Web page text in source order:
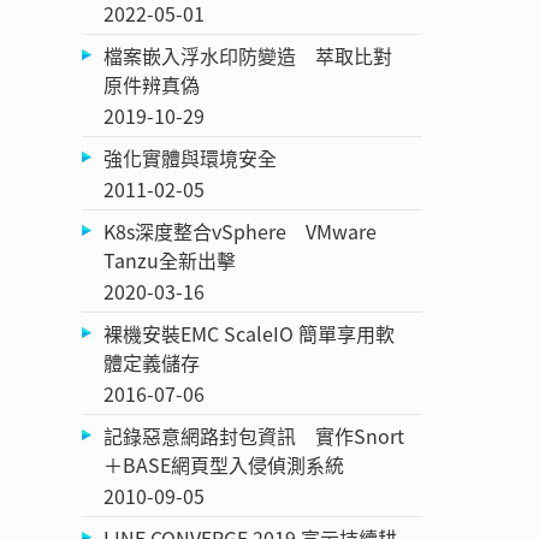
2022-05-01
檔案嵌入浮水印防變造 萃取比對
原件辨真偽
2019-10-29
強化實體與環境安全
2011-02-05
K8s深度整合vSphere VMware
Tanzu全新出擊
2020-03-16
裸機安裝EMC ScaleIO 簡單享用軟
體定義儲存
2016-07-06
記錄惡意網路封包資訊 實作Snort
＋BASE網頁型入侵偵測系統
2010-09-05